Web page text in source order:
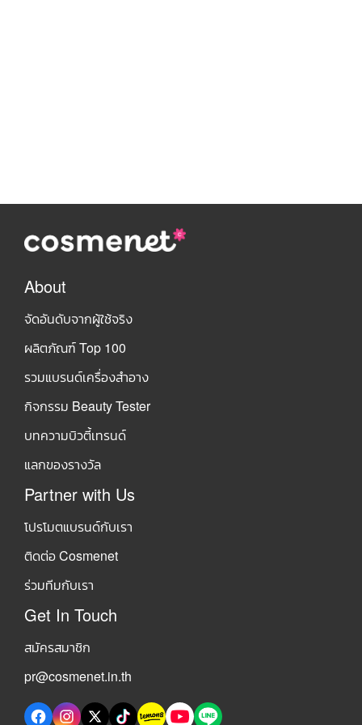
About
จัดอันดับจากผู้ใช้จริง
ผลิตภัณฑ์ Top 100
รวมแบรนด์เครื่องสำอาง
กิจกรรม Beauty Tester
บทความบิวตี้เทรนด์
แลกของรางวัล
Partner with Us
โปรโมตแบรนด์กับเรา
ติดต่อ Cosmenet
ร่วมทีมกับเรา
Get In Touch
สมัครสมาชิก
pr@cosmenet.in.th